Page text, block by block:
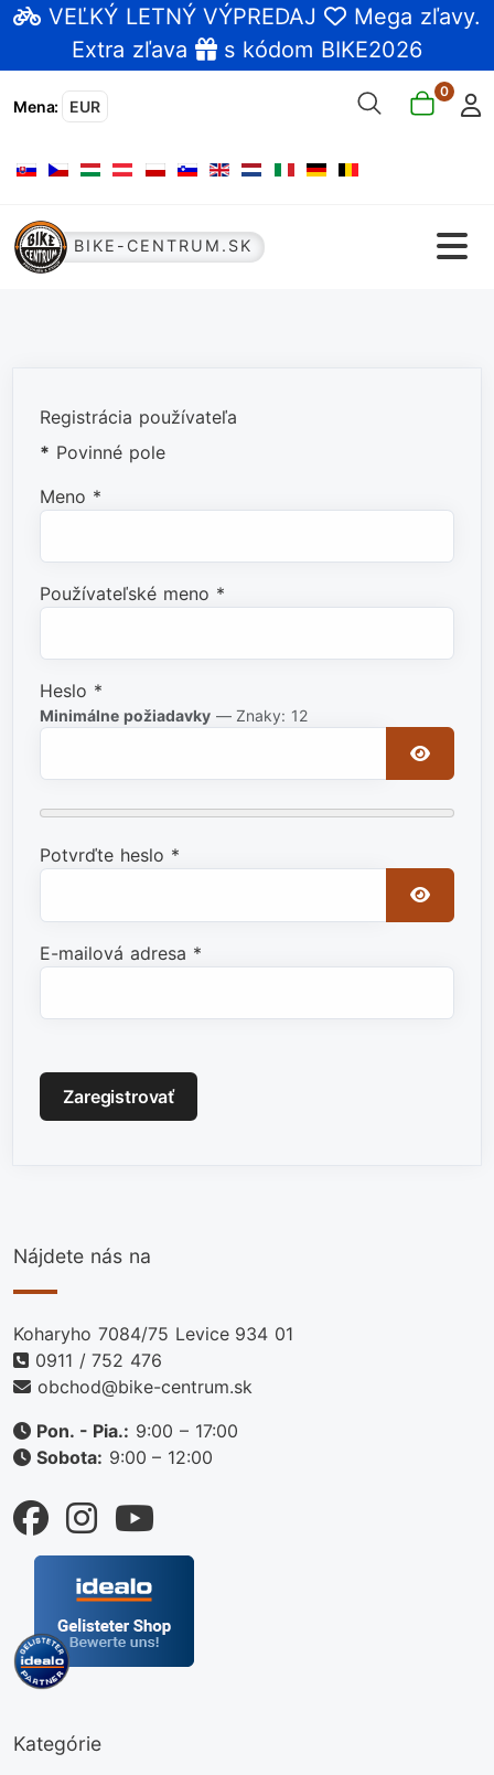
VEĽKÝ LETNÝ VÝPREDAJ Mega zľavy.
Extra zľava
s kódom BIKE2026
Mena: EUR
0
Vyberte váš jazyk
BIKE-CENTRUM.SK
Registrácia používateľa
* Povinné pole
Meno *
Používateľské meno *
Heslo *
Minimálne požiadavky — Znaky: 12
Zobraziť
Potvrďte heslo *
Zobraziť
E-mailová adresa *
Captcha
Zaregistrovať
Nájdete nás na
Koharyho 7084/75 Levice 934 01
0911 / 752 476
obchod@bike-centrum.sk
Pon. - Pia.: 9:00 – 17:00
Sobota: 9:00 – 12:00
Kategórie